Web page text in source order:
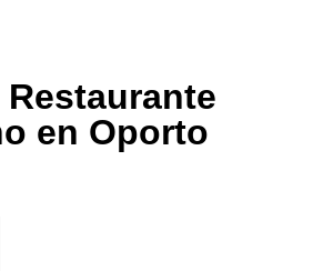
Restaurante
en Oporto